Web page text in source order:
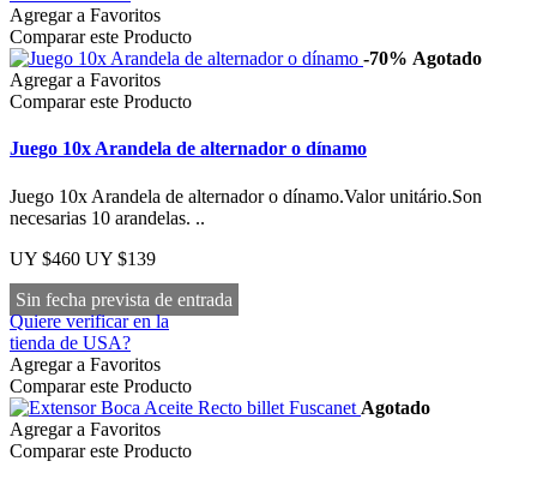
Agregar a Favoritos
Comparar este Producto
-70% Agotado
Agregar a Favoritos
Comparar este Producto
Juego 10x Arandela de alternador o dínamo
Juego 10x Arandela de alternador o dínamo.Valor unitário.Son
necesarias 10 arandelas. ..
UY $460 UY $139
Sin fecha prevista de entrada
Quiere verificar en la
tienda de USA?
Agregar a Favoritos
Comparar este Producto
Agotado
Agregar a Favoritos
Comparar este Producto